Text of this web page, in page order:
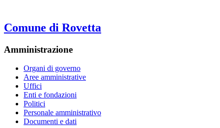
Comune di Rovetta
Amministrazione
Organi di governo
Aree amministrative
Uffici
Enti e fondazioni
Politici
Personale amministrativo
Documenti e dati